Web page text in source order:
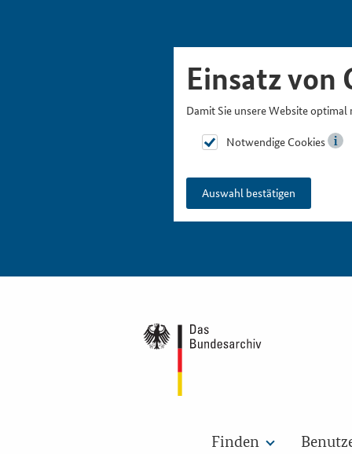
Einsatz von
Damit Sie unsere Website
Notwendige Cookies
Auswahl bestätigen
Finden